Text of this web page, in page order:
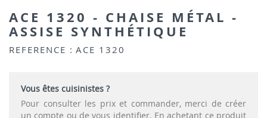
ACE 1320 - CHAISE MÉTAL -
ASSISE SYNTHÉTIQUE
REFERENCE : ACE 1320
Vous êtes cuisinistes ?
Pour consulter les prix et commander, merci de créer
un compte ou de vous identifier. En achetant ce produit